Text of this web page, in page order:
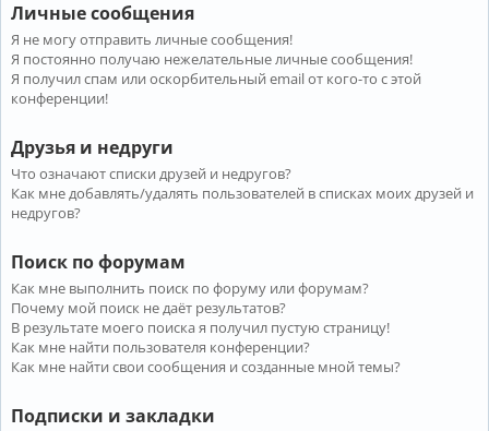
Личные сообщения
Я не могу отправить личные сообщения!
Я постоянно получаю нежелательные личные сообщения!
Я получил спам или оскорбительный email от кого-то с этой
конференции!
Друзья и недруги
Что означают списки друзей и недругов?
Как мне добавлять/удалять пользователей в списках моих друзей и
недругов?
Поиск по форумам
Как мне выполнить поиск по форуму или форумам?
Почему мой поиск не даёт результатов?
В результате моего поиска я получил пустую страницу!
Как мне найти пользователя конференции?
Как мне найти свои сообщения и созданные мной темы?
Подписки и закладки